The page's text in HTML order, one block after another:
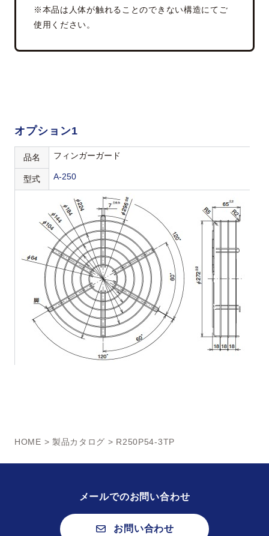
※本品は人体が触れることのできない構造にてご
使用ください。
オプション1
品名 フィンガーガード
型式 A-250
HOME > 製品カタログ > R250P54-3TP
メールでのお問い合わせ
お問い合わせ